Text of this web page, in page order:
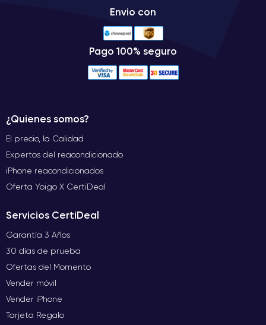
Envio con
Pago 100% seguro
¿Quienes somos?
El precio, la Calidad
Expertos del reacondicionado
iPhone reacondicionados
Oferta Yoigo X CertiDeal
Servicios CertiDeal
Garantía 3 Años
30 días de prueba
Ofertas del Momento
Vender móvil
Vender iPhone
Tarjeta Regalo